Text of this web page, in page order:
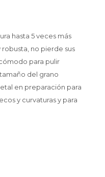
hasta 5 veces más
robusta, no pierde sus
para pulir
del grano
en preparación para
y curvaturas y para